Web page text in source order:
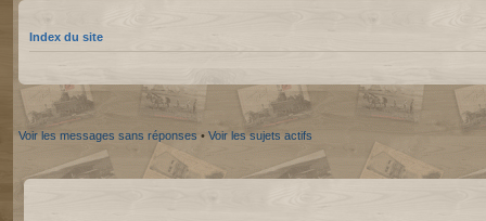
Index du site
Voir les messages sans réponses • Voir les sujets actifs